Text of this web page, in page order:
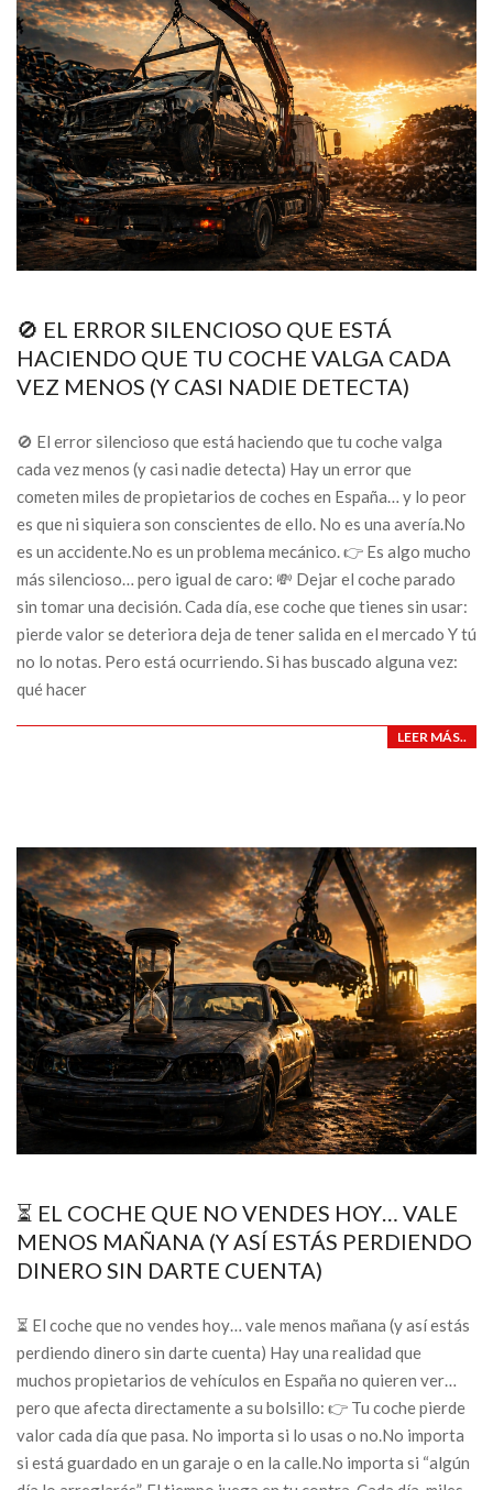
🚫 EL ERROR SILENCIOSO QUE ESTÁ
HACIENDO QUE TU COCHE VALGA CADA
VEZ MENOS (Y CASI NADIE DETECTA)
🚫 El error silencioso que está haciendo que tu coche valga
cada vez menos (y casi nadie detecta) Hay un error que
cometen miles de propietarios de coches en España… y lo peor
es que ni siquiera son conscientes de ello. No es una avería.No
es un accidente.No es un problema mecánico. 👉 Es algo mucho
más silencioso… pero igual de caro: 💸 Dejar el coche parado
sin tomar una decisión. Cada día, ese coche que tienes sin usar:
pierde valor se deteriora deja de tener salida en el mercado Y tú
no lo notas. Pero está ocurriendo. Si has buscado alguna vez:
qué hacer
LEER MÁS..
⏳ EL COCHE QUE NO VENDES HOY… VALE
MENOS MAÑANA (Y ASÍ ESTÁS PERDIENDO
DINERO SIN DARTE CUENTA)
⏳ El coche que no vendes hoy… vale menos mañana (y así estás
perdiendo dinero sin darte cuenta) Hay una realidad que
muchos propietarios de vehículos en España no quieren ver…
pero que afecta directamente a su bolsillo: 👉 Tu coche pierde
valor cada día que pasa. No importa si lo usas o no.No importa
si está guardado en un garaje o en la calle.No importa si “algún